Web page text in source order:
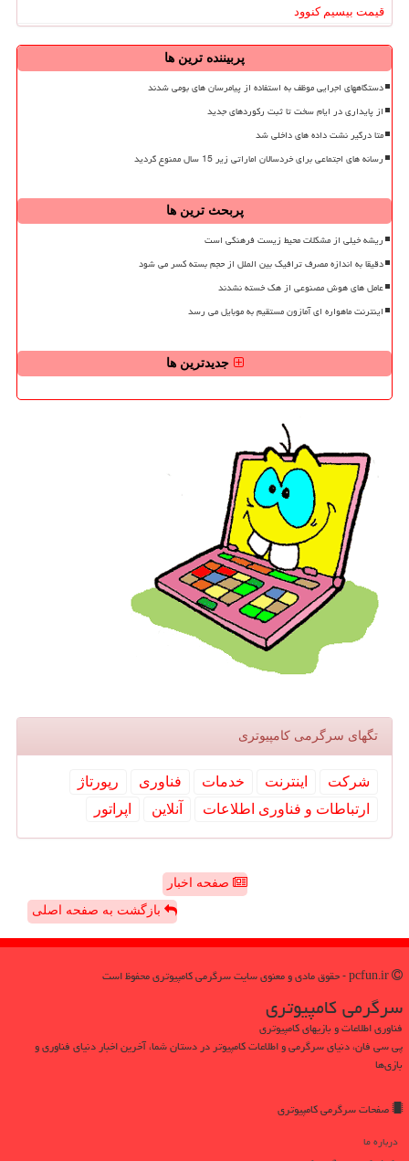
قیمت بیسیم کنوود
پربیننده ترین ها
دستگاههای اجرایی موظف به استفاده از پیامرسان های بومی شدند
از پایداری در ایام سخت تا ثبت رکوردهای جدید
متا درگیر نشت داده های داخلی شد
رسانه های اجتماعی برای خردسالان اماراتی زیر 15 سال ممنوع گردید
پربحث ترین ها
ریشه خیلی از مشکلات محیط زیست فرهنگی است
دقیقا به اندازه مصرف ترافیک بین الملل از حجم بسته کسر می شود
عامل های هوش مصنوعی از هک خسته نشدند
اینترنت ماهواره ای آمازون مستقیم به موبایل می رسد
جدیدترین ها
تگهای سرگرمی كامپیوتری
شركت اینترنت خدمات فناوری
رپورتاژ
ارتباطات و فناوری اطلاعات
آنلاین اپراتور
صفحه اخبار
بازگشت به صفحه اصلی
سرگرمی كامپیوتری
فناوری اطلاعات و بازیهای کامپیوتری
پی سی فان، دنیای سرگرمی و اطلاعات کامپیوتر در دستان شما، آخرین اخبار دنیای فناوری و
بازی‌ها
صفحات سرگرمی كامپیوتری
درباره ما